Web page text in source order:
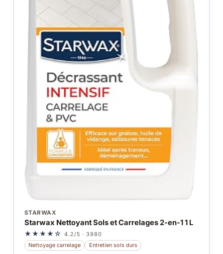
STARWAX
Starwax Nettoyant Sols et Carrelages 2-en-1 1 L
★★★★☆ 4.2/5 · 3980
Nettoyage carrelage
Entretien sols durs